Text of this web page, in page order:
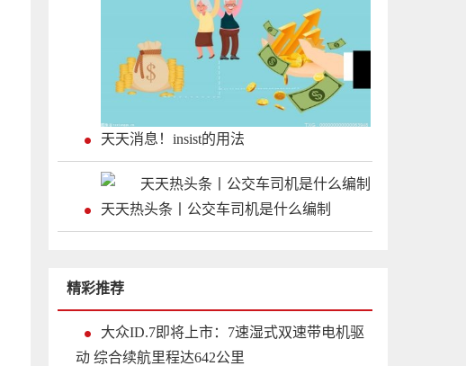
天天消息！insist的用法
天天热头条丨公交车司机是什么编制
精彩推荐
大众ID.7即将上市：7速湿式双速带电机驱
动 综合续航里程达642公里